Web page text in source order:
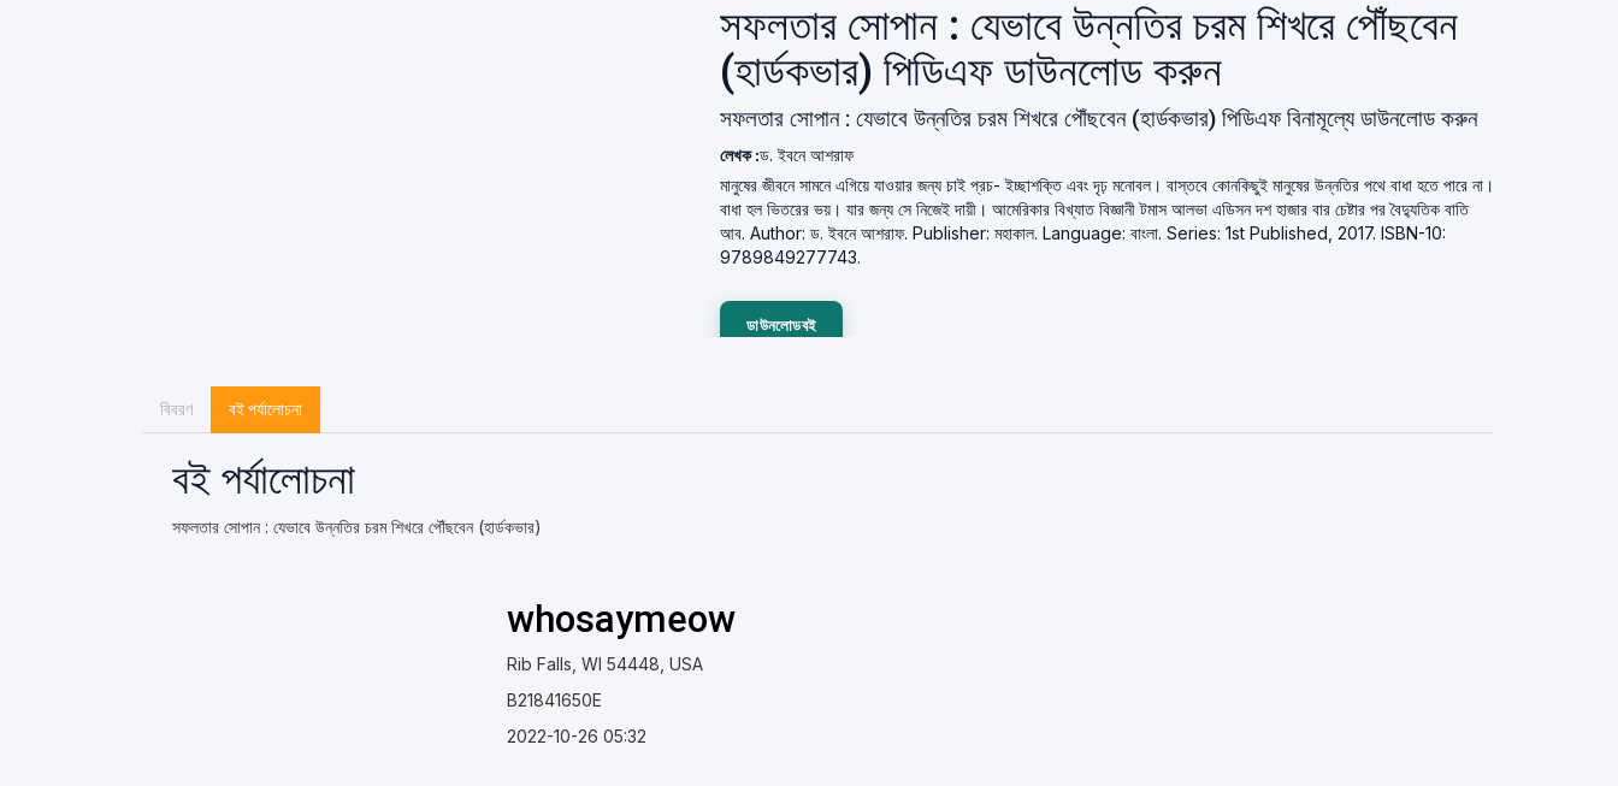
সফলতার সোপান : যেভাবে উন্নতির চরম শিখরে পৌঁছবেন
(হার্ডকভার) পিডিএফ ডাউনলোড করুন
সফলতার সোপান : যেভাবে উন্নতির চরম শিখরে পৌঁছবেন (হার্ডকভার) পিডিএফ বিনামূল্যে ডাউনলোড করুন
লেখক :ড. ইবনে আশরাফ
মানুষের জীবনে সামনে এগিয়ে যাওয়ার জন্য চাই প্রচ- ইচ্ছাশক্তি এবং দৃঢ় মনোবল। বাস্তবে কোনকিছুই মানুষের উন্নতির পথে বাধা হতে পারে না।
বাধা হল ভিতরের ভয়। যার জন্য সে নিজেই দায়ী। আমেরিকার বিখ্যাত বিজ্ঞানী টমাস আলভা এডিসন দশ হাজার বার চেষ্টার পর বৈদ্যুতিক বাতি
আব. Author: ড. ইবনে আশরাফ. Publisher: মহাকাল. Language: বাংলা. Series: 1st Published, 2017. ISBN-10:
9789849277743.
ডাউনলোডবই
বিবরণ বই পর্যালোচনা
বই পর্যালোচনা
সফলতার সোপান : যেভাবে উন্নতির চরম শিখরে পৌঁছবেন (হার্ডকভার)
whosaymeow
Rib Falls, WI 54448, USA
B21841650E
2022-10-26 05:32